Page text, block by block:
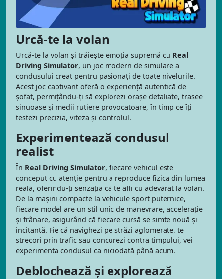
Urcă-te la volan
Urcă-te la volan și trăiește emoția supremă cu Real
Driving Simulator, un joc modern de simulare a
condusului creat pentru pasionați de toate nivelurile.
Acest joc captivant oferă o experiență autentică de
șofat, permițându-ți să explorezi orașe detaliate, trasee
sinuoase și medii rutiere provocatoare, în timp ce îți
testezi precizia, viteza și controlul.
Experimentează condusul
realist
În Real Driving Simulator, fiecare vehicul este
conceput cu atenție pentru a reproduce fizica din lumea
reală, oferindu-ți senzația că te afli cu adevărat la volan.
De la mașini compacte la vehicule sport puternice,
fiecare model are un stil unic de manevrare, accelerație
și frânare, asigurând că fiecare cursă se simte nouă și
incitantă. Fie că navighezi pe străzi aglomerate, te
strecori prin trafic sau concurezi contra timpului, vei
experimenta condusul ca niciodată până acum.
Deblochează și explorează